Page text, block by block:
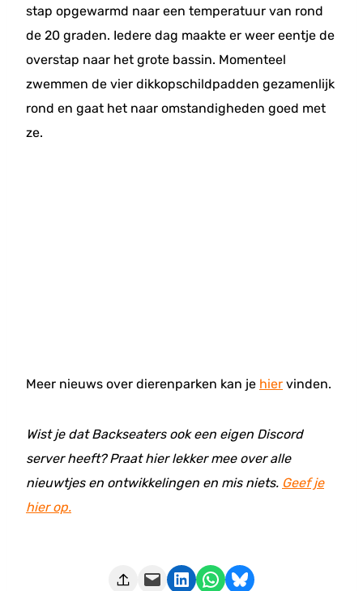
stap opgewarmd naar een temperatuur van rond
de 20 graden. Iedere dag maakte er weer eentje de
overstap naar het grote bassin. Momenteel
zwemmen de vier dikkopschildpadden gezamenlijk
rond en gaat het naar omstandigheden goed met
ze.
Meer nieuws over dierenparken kan je hier vinden.
Wist je dat Backseaters ook een eigen Discord
server heeft? Praat hier lekker mee over alle
nieuwtjes en ontwikkelingen en mis niets. Geef je
hier op.
Deze pagina e-mailen Delen op LinkedIn Delen via WhatsApp Share on Bluesky